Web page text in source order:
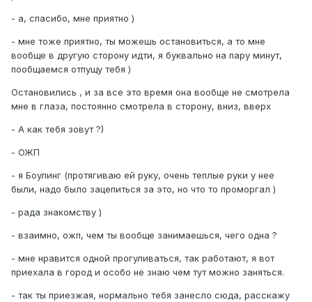
- а, спасибо, мне приятно )
- мне тоже приятно, ты можешь остановиться, а то мне
вообще в другую сторону идти, я буквально на пару минут,
пообщаемся отпущу тебя )
Остановились , и за все это время она вообще не смотрела
мне в глаза, постоянно смотрела в сторону, вниз, вверх
- А как тебя зовут ?)
- ОЖП
- я Боулинг (протягиваю ей руку, очень теплые руки у нее
были, надо было зацепиться за это, но что то проморгал )
- рада знакомству )
- взаимно, ожп, чем ты вообще занимаешься, чего одна ?
- мне нравится одной прогуливаться, так работают, я вот
приехала в город и особо не знаю чем тут можно заняться.
- так ты приезжая, нормально тебя занесло сюда, расскажу